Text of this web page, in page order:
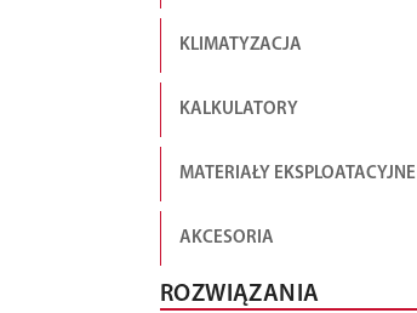
KLIMATYZACJA
KALKULATORY
MATERIAŁY EKSPLOATACYJNE
AKCESORIA
ROZWIĄZANIA